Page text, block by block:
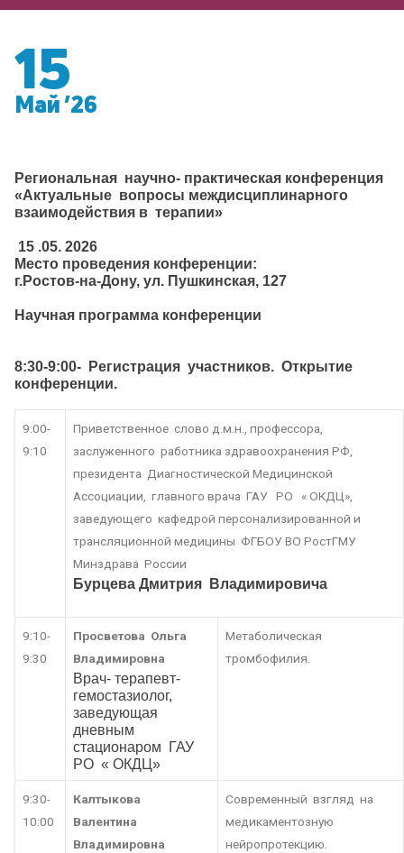
15
Май ’26
Региональная научно- практическая конференция
«Актуальные вопросы междисциплинарного
взаимодействия в терапии»
15 .05. 2026
Место проведения конференции:
г.Ростов-на-Дону, ул. Пушкинская, 127
Научная программа конференции
8:30-9:00- Регистрация участников. Открытие
конференции.
9:00-
9:10
Приветственное слово д.м.н., профессора,
заслуженного работника здравоохранения РФ,
президента Диагностической Медицинской
Ассоциации, главного врача ГАУ РО « ОКДЦ»,
заведующего кафедрой персонализированной и
трансляционной медицины ФГБОУ ВО РостГМУ
Минздрава России
Бурцева Дмитрия Владимировича
9:10-
9:30
Просветова Ольга
Владимировна
Врач- терапевт-
гемостазиолог,
заведующая
дневным
стационаром ГАУ
РО « ОКДЦ»
Метаболическая
тромбофилия.
9:30-
10:00
Калтыкова
Валентина
Владимировна
Современный взгляд на
медикаментозную
нейропротекцию.